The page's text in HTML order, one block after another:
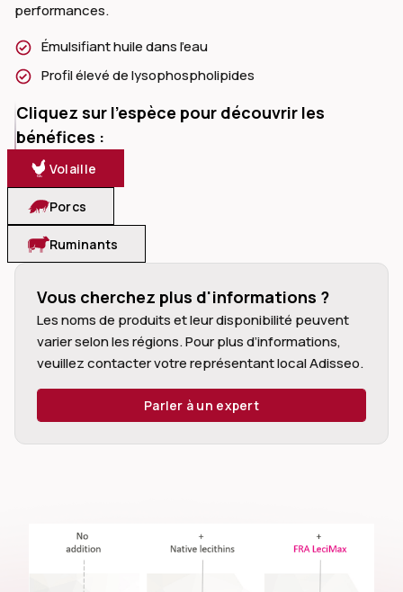
performances.
Émulsifiant huile dans l'eau
Profil élevé de lysophospholipides
Cliquez sur l’espèce pour découvrir les
bénéfices :
Volaille
Porcs
Ruminants
Vous cherchez plus d'informations ?
Les noms de produits et leur disponibilité peuvent
varier selon les régions. Pour plus d’informations,
veuillez contacter votre représentant local Adisseo.
Parler à un expert